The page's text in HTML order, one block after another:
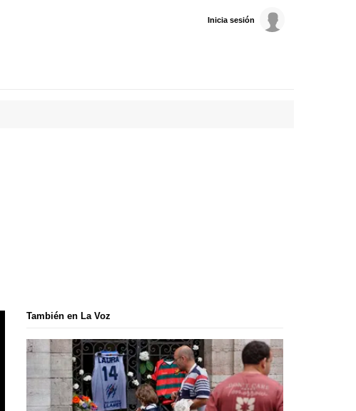
Inicia sesión
También en La Voz